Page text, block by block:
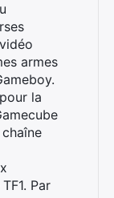
armes
la
Par